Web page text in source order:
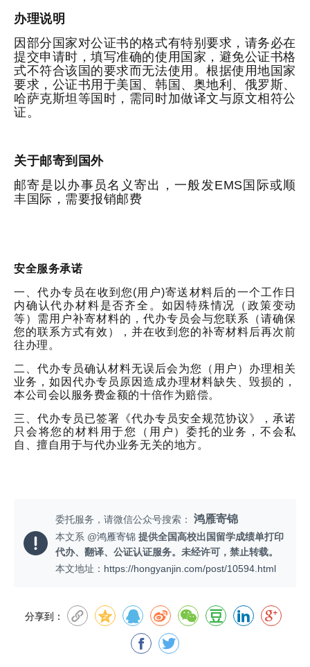
办理说明
因部分国家对公证书的格式有特别要求，请务必在
提交申请时，填写准确的使用国家，避免公证书格
式不符合该国的要求而无法使用。根据使用地国家
要求，公证书用于美国、韩国、奥地利、俄罗斯、
哈萨克斯坦等国时，需同时加做译文与原文相符公
证。
关于邮寄到国外
邮寄是以办事员名义寄出，一般发EMS国际或顺
丰国际，需要报销邮费
安全服务承诺
一、代办专员在收到您(用户)寄送材料后的一个工作日
内确认代办材料是否齐全。如因特殊情况（政策变动
等）需用户补寄材料的，代办专员会与您联系（请确保
您的联系方式有效），并在收到您的补寄材料后再次前
往办理。
二、代办专员确认材料无误后会为您（用户）办理相关
业务，如因代办专员原因造成办理材料缺失、毁损的，
本公司会以服务费金额的十倍作为赔偿。
三、代办专员已签署《代办专员安全规范协议》，承诺
只会将您的材料用于您（用户）委托的业务，不会私
自、擅自用于与代办业务无关的地方。
委托服务，请微信公众号搜索： 鸿雁寄锦
本文系 @鸿雁寄锦 提供全国高校出国留学成绩单打印
代办、翻译、公证认证服务。未经许可，禁止转载。
本文地址： https://hongyanjin.com/post/10594.html
分享到：